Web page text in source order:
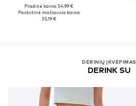
Pradinė kaina: 54,99 €
Paskutinė mažiausia kaina:
35,19 €
DERINIŲ ĮKVĖPIMAS
DERINK SU